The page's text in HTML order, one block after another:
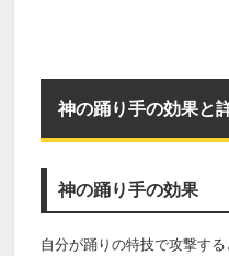
神の踊り手の効果と
神の踊り手の効果
自分が踊りの特技で攻撃す